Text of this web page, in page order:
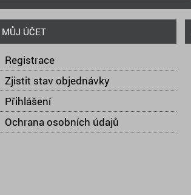
MŮJ ÚČET
Registrace
Zjistit stav objednávky
Přihlášení
Ochrana osobních údajů